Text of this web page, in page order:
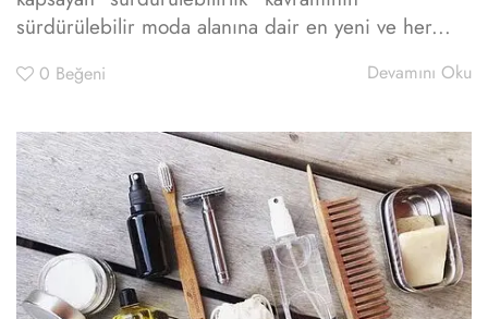
sürdürülebilir moda alanına dair en yeni ve her...
0 Beğeni Devamını Oku